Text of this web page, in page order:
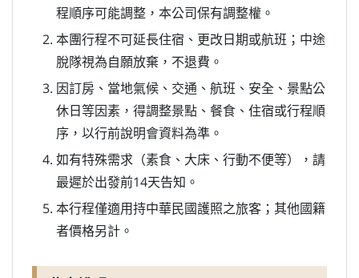
程順序可能調整，本公司保有調整權。
本團行程不可延長住宿、更改日期或航班；中途
脫隊視為自願放棄，不退費。
因訂房、當地氣候、交通、航班、安全、景點公
休日等因素，得調整景點、餐食、住宿或行程順
序，以行前說明會資料為準。
如有特殊需求（素食、大床、行動不便等），請
最遲於出發前14天告知。
本行程僅適用持中華民國護照之旅客；其他國籍
者價格另計。